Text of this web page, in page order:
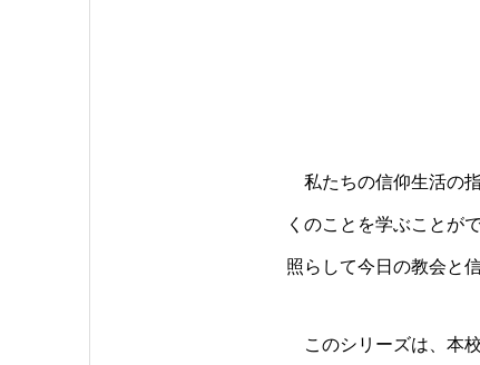
私たちの信仰生活の
くのことを学ぶことが
照らして今日の教会と
このシリーズは、本